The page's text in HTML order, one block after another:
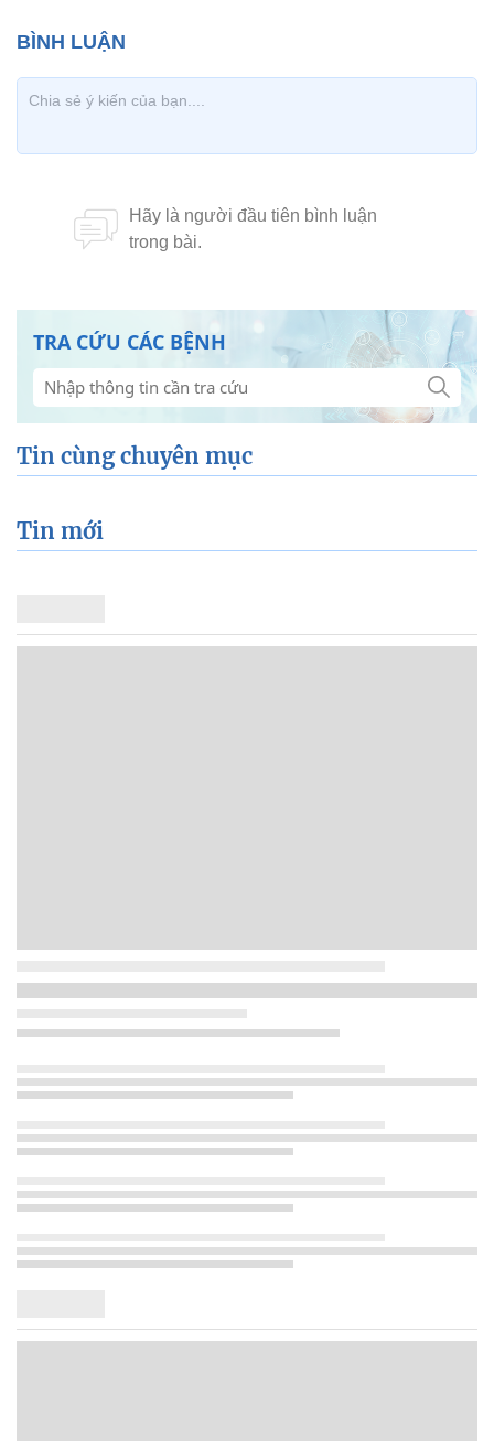
TRA CỨU CÁC BỆNH
Tin cùng chuyên mục
Tin mới